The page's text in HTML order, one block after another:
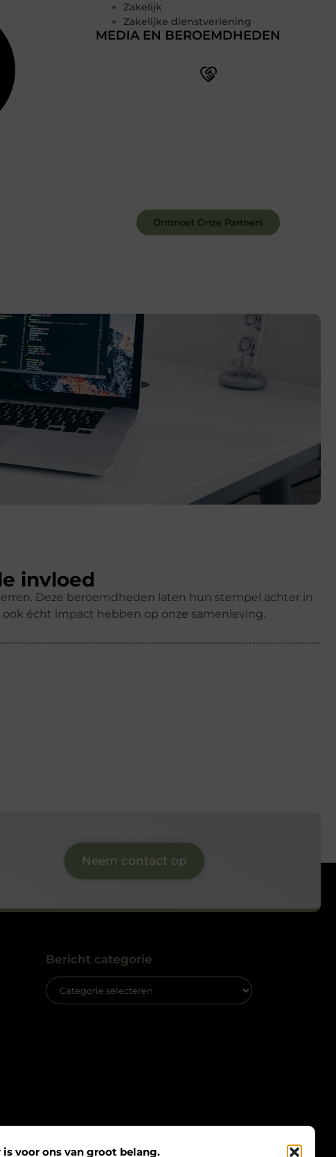
is voor ons van groot belang.
Zakelijk
Zakelijke dienstverlening
MEDIA EN BEROEMDHEDEN
Ontmoet Onze Partners
invloed
Deze beroemdheden laten hun stempel achter in
écht impact hebben op onze samenleving.
Neem contact op
Bericht categorie